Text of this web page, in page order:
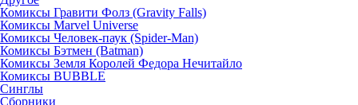
Комиксы Гравити Фолз (Gravity Falls)
Комиксы Marvel Universe
Комиксы Человек-паук (Spider-Man)
Комиксы Бэтмен (Batman)
Комиксы Земля Королей Федора Нечитайло
Комиксы BUBBLE
Синглы
Сборники